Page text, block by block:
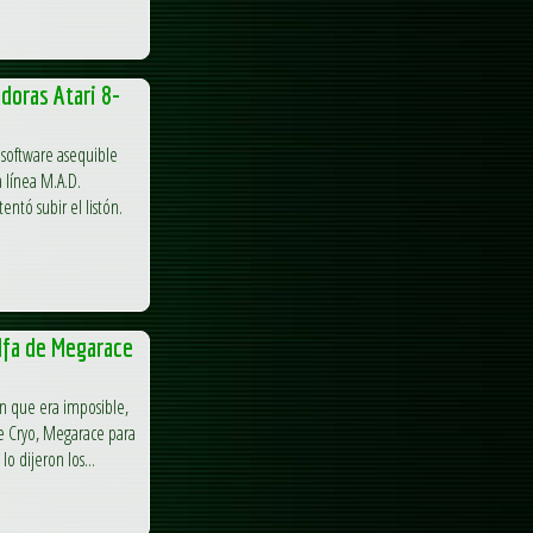
Atari 8-
asequible
M.A.D.
subir el listón.
de Megarace
que era imposible,
Megarace para
lo dijeron los...